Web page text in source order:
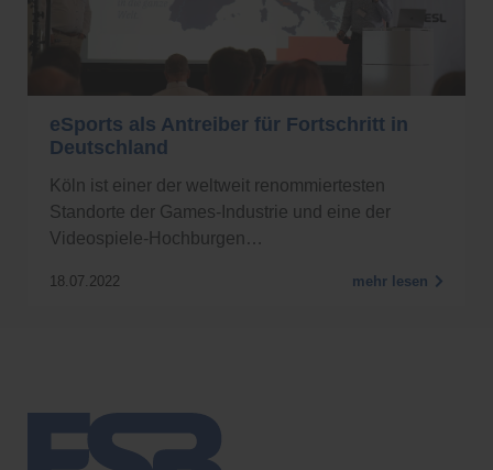
eSports als Antreiber für Fortschritt in
Deutschland
Köln ist einer der weltweit renommiertesten
Standorte der Games-Industrie und eine der
Videospiele-Hochburgen…
18.07.2022 mehr lesen